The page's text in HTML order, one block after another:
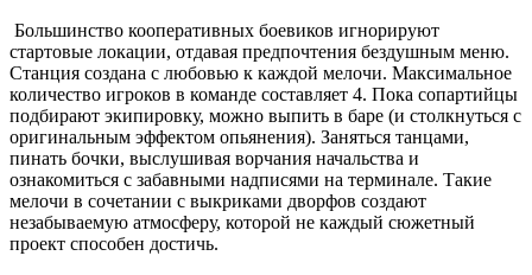
Большинство кооперативных боевиков игнорируют
стартовые локации, отдавая предпочтения бездушным меню.
Станция создана с любовью к каждой мелочи. Максимальное
количество игроков в команде составляет 4. Пока сопартийцы
подбирают экипировку, можно выпить в баре (и столкнуться с
оригинальным эффектом опьянения). Заняться танцами,
пинать бочки, выслушивая ворчания начальства и
ознакомиться с забавными надписями на терминале. Такие
мелочи в сочетании с выкриками дворфов создают
незабываемую атмосферу, которой не каждый сюжетный
проект способен достичь.